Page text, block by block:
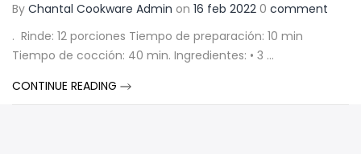
By Chantal Cookware Admin on 16 feb 2022 0 comment
. Rinde: 12 porciones Tiempo de preparación: 10 min
Tiempo de cocción: 40 min. Ingredientes: • 3 ...
CONTINUE READING